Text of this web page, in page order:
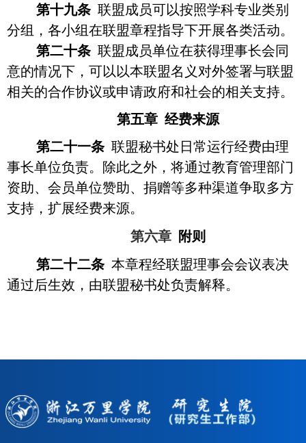
第十九条 联盟成员可以按照学科专业类别
分组，各小组在联盟章程指导下开展各类活动。
第二十条 联盟成员单位在获得理事长会同
意的情况下，可以以本联盟名义对外签署与联盟
相关的合作协议或申请政府和社会的相关支持。
第五章 经费来源
第二十一条 联盟秘书处日常运行经费由理
事长单位负责。除此之外，将通过教育管理部门
资助、会员单位赞助、捐赠等多种渠道争取多方
支持，扩展经费来源。
第六章 附则
第二十二条 本章程经联盟理事会会议表决
通过后生效，由联盟秘书处负责解释。